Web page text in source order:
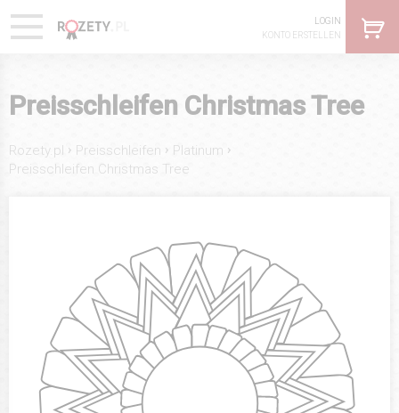
LOGIN
KONTO ERSTELLEN
Preisschleifen Christmas Tree
Rozety.pl › Preisschleifen › Platinum ›
Preisschleifen Christmas Tree